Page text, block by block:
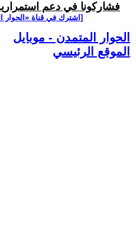
فشاركونا في دعم
[اشترك في قناة ‫«الحوار
الحوار المتمدن - موبايل
الموقع الرئيسي